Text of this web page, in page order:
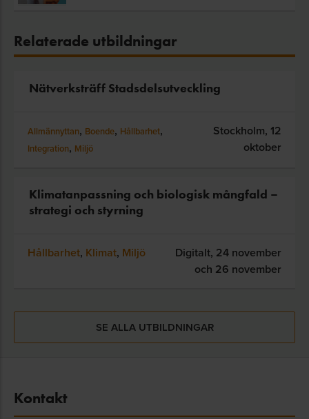
Relaterade utbildningar
Nätverksträff Stadsdelsutveckling
Allmännyttan, Boende, Hållbarhet,
Integration, Miljö
Stockholm, 12
oktober
Klimatanpassning och biologisk mångfald –
strategi och styrning
Hållbarhet, Klimat, Miljö Digitalt, 24 november
och 26 november
SE ALLA UTBILDNINGAR
Kontakt